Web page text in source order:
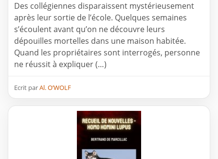
Des collégiennes disparaissent mystérieusement
après leur sortie de l’école. Quelques semaines
s’écoulent avant qu’on ne découvre leurs
dépouilles mortelles dans une maison habitée.
Quand les propriétaires sont interrogés, personne
ne réussit à expliquer (…)
Ecrit parAl. O’WOLF